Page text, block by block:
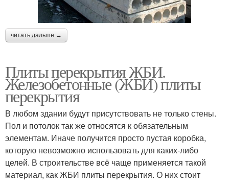
читать дальше →
Плиты перекрытия ЖБИ.
Железобетонные (ЖБИ) плиты
перекрытия
В любом здании будут присутствовать не только стены.
Пол и потолок так же относятся к обязательным
элементам. Иначе получится просто пустая коробка,
которую невозможно использовать для каких-либо
целей. В строительстве всё чаще применяется такой
материал, как ЖБИ плиты перекрытия. О них стоит